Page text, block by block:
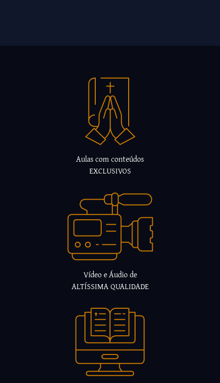
Aulas com conteúdos
EXCLUSIVOS
Vídeo e Áudio de
ALTÍSSIMA QUALIDADE